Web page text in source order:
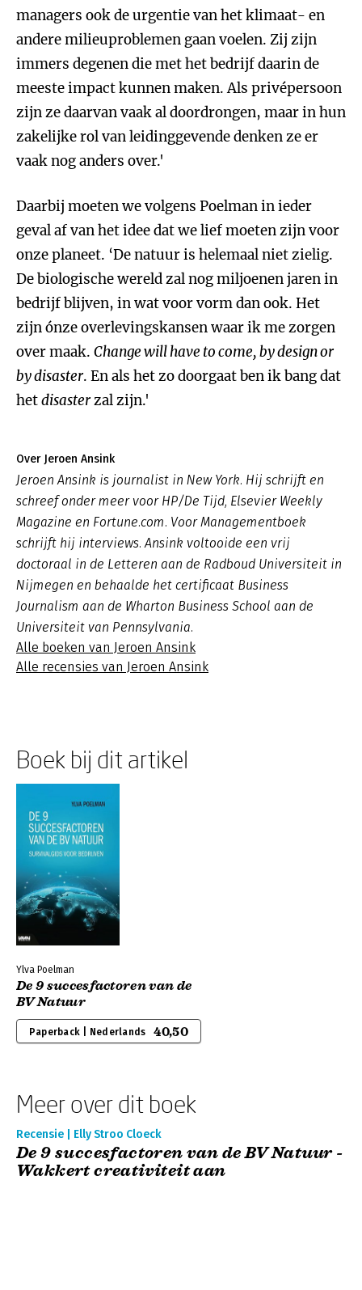
managers ook de urgentie van het klimaat- en
andere milieuproblemen gaan voelen. Zij zijn
immers degenen die met het bedrijf daarin de
meeste impact kunnen maken. Als privépersoon
zijn ze daarvan vaak al doordrongen, maar in hun
zakelijke rol van leidinggevende denken ze er
vaak nog anders over.'
Daarbij moeten we volgens Poelman in ieder
geval af van het idee dat we lief moeten zijn voor
onze planeet. ‘De natuur is helemaal niet zielig.
De biologische wereld zal nog miljoenen jaren in
bedrijf blijven, in wat voor vorm dan ook. Het
zijn ónze overlevingskansen waar ik me zorgen
over maak. Change will have to come, by design or
by disaster. En als het zo doorgaat ben ik bang dat
hetdisasterzal zijn.'
Over Jeroen Ansink
Jeroen Ansink is journalist in New York. Hij schrijft en
schreef onder meer voor HP/De Tijd, Elsevier Weekly
Magazine en Fortune.com. Voor Managementboek
schrijft hij interviews. Ansink voltooide een vrij
doctoraal in de Letteren aan de Radboud Universiteit in
Nijmegen en behaalde het certificaat Business
Journalism aan de Wharton Business School aan de
Universiteit van Pennsylvania.
Alle boeken van Jeroen Ansink
Alle recensies van Jeroen Ansink
Boek bij dit artikel
Ylva Poelman
De 9 succesfactoren van de
BV Natuur
Paperback | Nederlands 40,50
Meer over dit boek
Recensie | Elly Stroo Cloeck
De 9 succesfactoren van de BV Natuur -
Wakkert creativiteit aan